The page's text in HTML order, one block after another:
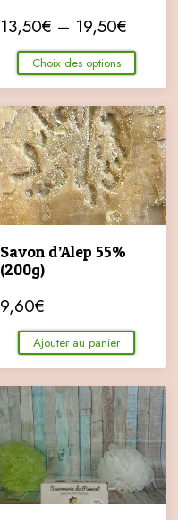
13,50€ – 19,50€
Choix des options
Savon d’Alep 55%
(200g)
9,60€
Ajouter au panier